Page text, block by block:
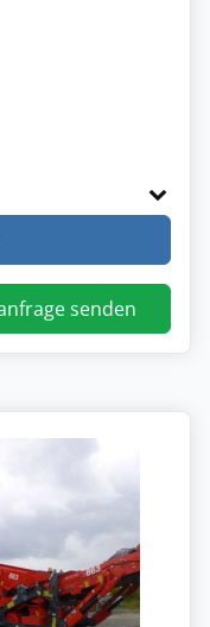
senden